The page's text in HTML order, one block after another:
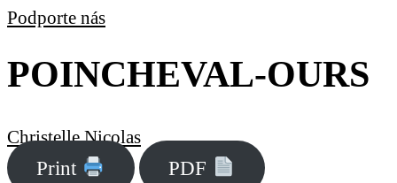
Podporte nás
POINCHEVAL-OURS
Christelle Nicolas
Print PDF